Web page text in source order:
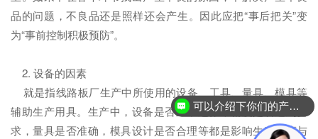
品的问题，不良品还是照样还会产生。因此应把“事后把关”变
为“事前控制积极预防”。
2. 设备的因素
就是指线路板厂生产中所使用的设备、工具、量具、模具等
辅助生产用具。生产中，设备是否正常运作，精度是否达到要
求，量具是否准确，模具设计是否合理等都是影响生产进度与
可以介绍下你们的产品么？